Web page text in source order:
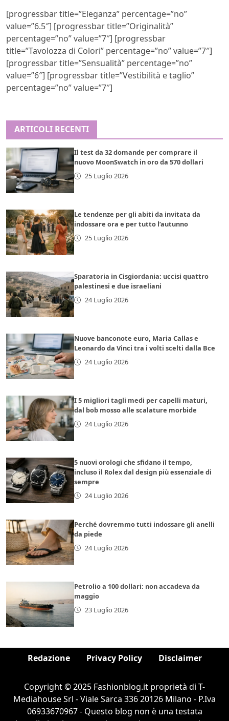
[progressbar title=”Eleganza” percentage=”no”
value=”6.5″] [progressbar title=”Originalità”
percentage=”no” value=”7″] [progressbar
title=”Tavolozza di Colori” percentage=”no” value=”7″]
[progressbar title=”Sensualità” percentage=”no”
value=”6″] [progressbar title=”Vestibilità e taglio”
percentage=”no” value=”7″]
ARTICOLI RECENTI
Il test da 32 domande per comprare il
nuovo MoonSwatch in oro da 570 dollari
25 Luglio 2026
Le tendenze per gli abiti da invitata da
indossare ora e per tutto l’autunno
25 Luglio 2026
Sparatoria in Cisgiordania: uccisi quattro
palestinesi e due israeliani
24 Luglio 2026
Nuove banconote euro, Maria Callas e
Leonardo da Vinci tra i volti scelti dalla Bce
24 Luglio 2026
I 5 migliori tagli medi per capelli maturi,
dal bob mosso alle scalature morbide
24 Luglio 2026
5 nuovi orologi che sfidano il tempo,
incluso il Rolex dal design più essenziale di
sempre
24 Luglio 2026
Perché dovremmo tutti indossare gli anelli
da piede
24 Luglio 2026
Petrolio a 100 dollari: non accadeva da
maggio
23 Luglio 2026
Redazione Privacy Policy Disclaimer
Copyright © 2025 Fashionblog.it proprietà di T-
Mediahouse Srl - Viale Sarca 336 20126 Milano - P.Iva
06933670967 - Questo blog non è una testata